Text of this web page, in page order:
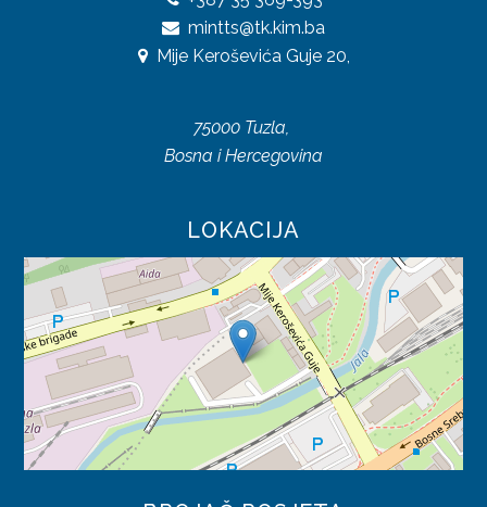
mintts@tk.kim.ba
Mije Keroševića Guje 20,
75000 Tuzla,
Bosna i Hercegovina
LOKACIJA
JAVNE NABAVKE
PLAN JAVNIH NABAVKI
ODLUKE O IZBORU
ZAKONI